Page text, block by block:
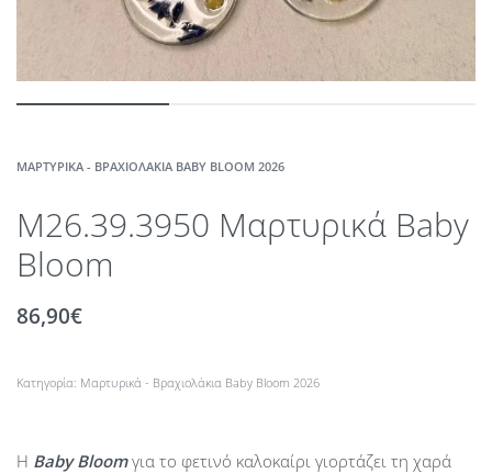
ΜΑΡΤΥΡΙΚΆ - ΒΡΑΧΙΟΛΆΚΙΑ BABY BLOOM 2026
M26.39.3950 Μαρτυρικά Baby
Bloom
86,90€
Κατηγορία: Μαρτυρικά - Βραχιολάκια Baby Bloom 2026
Η Baby Bloom για το φετινό καλοκαίρι γιορτάζει τη χαρά